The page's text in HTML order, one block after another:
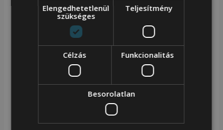
vannak bélelve, amely védi a pénztárca belsejét.
Funkcionális belső
nztárca , amiben:
9 személyi igazolvány méretű rekesz, tökéletes
fizetőkártyák, törzsvásárlói kártyák, dokumentumok
Elengedhetetlenül
szükséges
Teljesítmény
Célzás Funkcionalitás
Besorolatlan